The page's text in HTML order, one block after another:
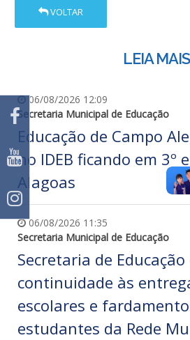
VOLTAR
LEIA MAIS
06/08/2026 12:09
Secretaria Municipal de Educação
Educação de Campo
no IDEB ficando em 3º
Alagoas
06/08/2026 11:35
Secretaria Municipal de Educação
Secretaria de Educação
continuidade às
escolares e
estudantes da Rede